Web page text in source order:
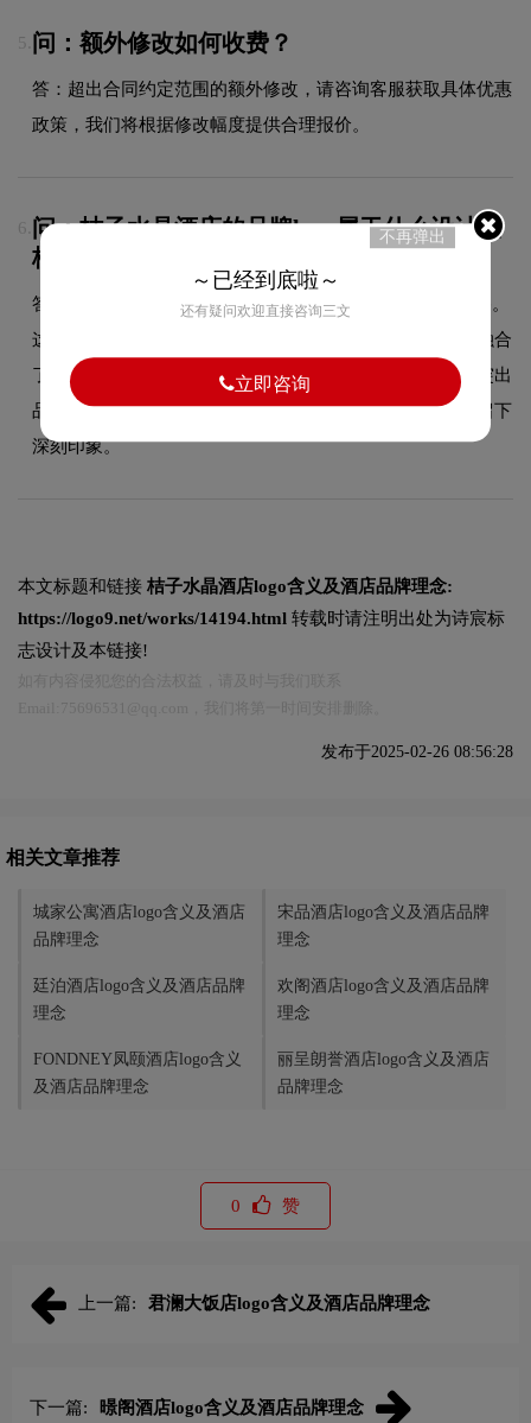
5. 问：额外修改如何收费？
答：超出合同约定范围的额外修改，请咨询客服获取具体优惠
政策，我们将根据修改幅度提供合理报价。
6. 问：桔子水晶酒店的品牌logo属于什么设计风
格？
答：桔子水晶酒店品牌logo整体呈现出欧式复古的设计风格。
这种风格在酒店领域具有较好的适用性，设计师在标志中融合
了欧式复古的核心手法，既符合行业的一般审美特征，又突出
品牌的独特个性，能够在众多竞品中脱颖而出，给消费者留下
深刻印象。
本文标题和链接 桔子水晶酒店logo含义及酒店品牌理念:
https://logo9.net/works/14194.html 转载时请注明出处为诗宸标
志设计及本链接!
发布于2025-02-26 08:56:28
相关文章推荐
城家公寓酒店logo含义及酒店
品牌理念
宋品酒店logo含义及酒店品牌
理念
廷泊酒店logo含义及酒店品牌
理念
欢阁酒店logo含义及酒店品牌
理念
FONDNEY凤颐酒店logo含义
及酒店品牌理念
丽呈朗誉酒店logo含义及酒店
品牌理念
0 赞
上一篇: 君澜大饭店logo含义及酒店品牌理念
下一篇: 暻阁酒店logo含义及酒店品牌理念
不再弹出
～已经到底啦～
还有疑问欢迎直接咨询三文
立即咨询